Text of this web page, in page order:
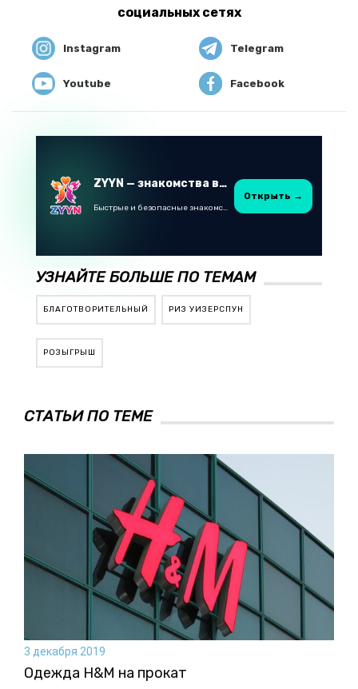
социальных сетях
Instagram Telegram
Youtube Facebook
ZYYN — знакомства в Казахстане
Быстрые и безопасные знакомства в Telegram
Открыть →
УЗНАЙТЕ БОЛЬШЕ ПО ТЕМАМ
БЛАГОТВОРИТЕЛЬНЫЙ РИЗ УИЗЕРСПУН
РОЗЫГРЫШ
СТАТЬИ ПО ТЕМЕ
3 декабря 2019
Одежда H&M на прокат